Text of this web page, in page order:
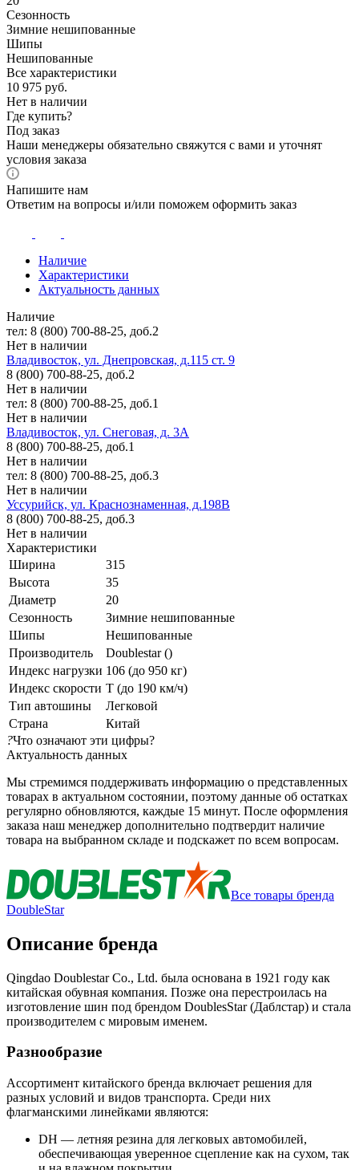
Сезонность
Зимние нешипованные
Шипы
Нешипованные
Все характеристики
10 975 руб.
Нет в наличии
Где купить?
Под заказ
Наши менеджеры обязательно свяжутся с вами и уточнят
условия заказа
Напишите нам
Ответим на вопросы и/или поможем оформить заказ
Наличие
Характеристики
Актуальность данных
Наличие
тел: 8 (800) 700-88-25, доб.2
Нет в наличии
Владивосток, ул. Днепровская, д.115 ст. 9
8 (800) 700-88-25, доб.2
Нет в наличии
тел: 8 (800) 700-88-25, доб.1
Нет в наличии
Владивосток, ул. Снеговая, д. 3А
8 (800) 700-88-25, доб.1
Нет в наличии
тел: 8 (800) 700-88-25, доб.3
Нет в наличии
Уссурийск, ул. Краснознаменная, д.198В
8 (800) 700-88-25, доб.3
Нет в наличии
Характеристики
Ширина
315
Высота
35
Диаметр
20
Сезонность
Зимние нешипованные
Шипы
Нешипованные
Производитель
Doublestar ()
Индекс нагрузки 106 (до 950 кг)
Индекс скорости T (до 190 км/ч)
Тип автошины
Легковой
Страна
Китай
?Что означают эти цифры?
Актуальность данных
Мы стремимся поддерживать информацию о представленных
товарах в актуальном состоянии, поэтому данные об остатках
регулярно обновляются, каждые 15 минут. После оформления
заказа наш менеджер дополнительно подтвердит наличие
товара на выбранном складе и подскажет по всем вопросам.
Все товары бренда
DoubleStar
Описание бренда
Qingdao Doublestar Co., Ltd. была основана в 1921 году как
китайская обувная компания. Позже она перестроилась на
изготовление шин под брендом DoublesStar (Даблстар) и стала
производителем с мировым именем.
Разнообразие
Ассортимент китайского бренда включает решения для
разных условий и видов транспорта. Среди них
флагманскими линейками являются:
DH — летняя резина для легковых автомобилей,
обеспечивающая уверенное сцепление как на сухом, так